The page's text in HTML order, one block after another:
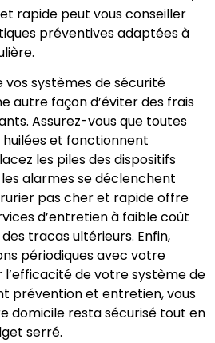
rapide peut vous conseiller
préventives adaptées à
vos systèmes de sécurité
autre façon d’éviter des frais
Assurez-vous que toutes
et fonctionnent
les piles des dispositifs
alarmes se déclenchent
pas cher et rapide offre
d’entretien à faible coût
tracas ultérieurs. Enfin,
périodiques avec votre
de votre système de
prévention et entretien, vous
domicile resta sécurisé tout en
serré.